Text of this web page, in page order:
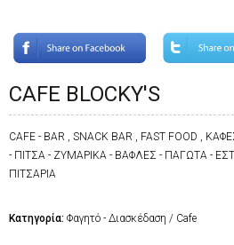
CAFE BLOCKY'S
CAFE - BAR , SNACK BAR , FAST FOOD ,
- ΠΙΤΣΑ - ΖΥΜΑΡΙΚΑ - ΒΑΦΛΕΣ - ΠΑΓΩΤΑ -
ΠΙΤΣΑΡΙΑ
Κατηγορία: Φαγητό - Διασκέδαση / Cafe